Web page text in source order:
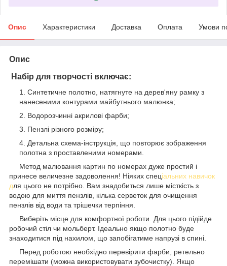
Опис Характеристики Доставка Оплата Умови
Опис
Набір для творчості включає:
Синтетичне полотно, натягнуте на дерев'яну рамку з
нанесеними контурами майбутнього малюнка;
Водорозчинні акрилові фарби;
Пензлі різного розміру;
Детальна схема-інструкція, що повторює зображення
полотна з проставленими номерами.
Метод малювання картин по номерах дуже простий і
принесе величезне задоволення! Ніяких спеціальних навичок
для цього не потрібно. Вам знадобиться лише місткість з
водою для миття пензлів, кілька серветок для очищення
пензлів від води та трішечки терпіння.
Виберіть місце для комфортної роботи. Для цього підійде
робочий стіл чи мольберт. Ідеально якщо полотно буде
знаходитися під нахилом, що запобігатиме напрузі в спині.
Перед роботою необхідно перевірити фарби, ретельно
перемішати (можна використовувати зубочистку). Якщо